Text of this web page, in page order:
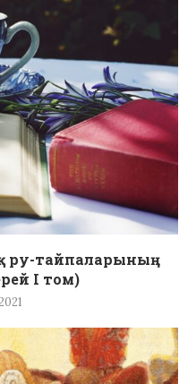
ру-тайпаларының
I том)